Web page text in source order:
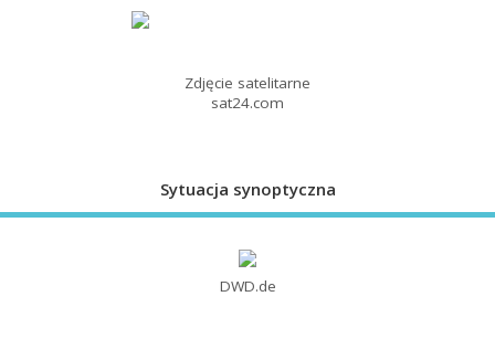
Zdjęcie satelitarne
sat24.com
Sytuacja synoptyczna
DWD.de